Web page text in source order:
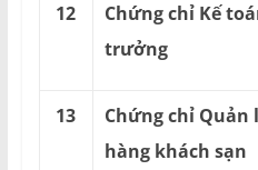
12
Chứng chỉ Kế
trưởng
13
Chứng chỉ Quản
hàng khách sạn